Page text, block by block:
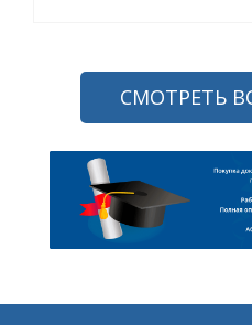
СМОТРЕТЬ